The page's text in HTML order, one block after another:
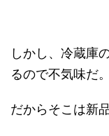
しかし、冷蔵庫
るので不気味だ。
だからそこは新